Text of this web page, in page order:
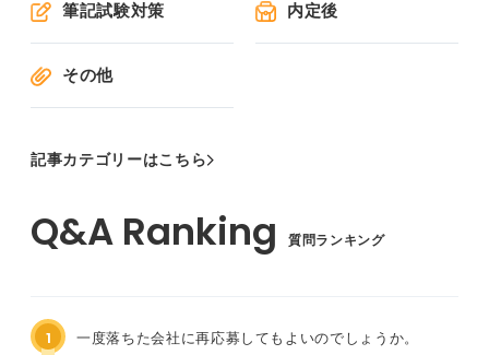
筆記試験対策 内定後
その他
記事カテゴリーはこちら
質問ランキング
1 一度落ちた会社に再応募してもよいのでしょうか。